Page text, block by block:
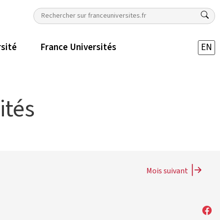
France Universités EN
Mois suivant